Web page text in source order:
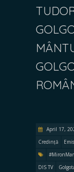
April 17,
Credință
DIS TV